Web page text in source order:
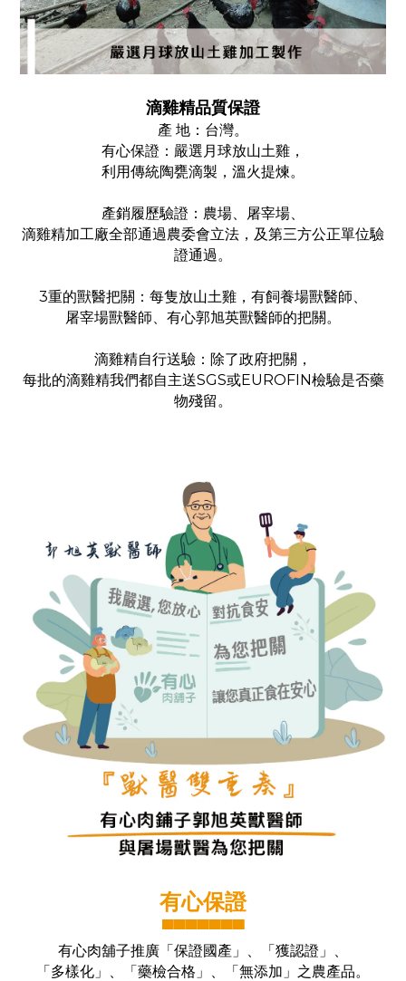
滴雞精品質保證
產 地：台灣。
有心保證：嚴選月球放山土雞，
利用傳統陶甕滴製，溫火提煉。
產銷履歷驗證：農場、屠宰場、
滴雞精加工廠全部通過農委會立法，及第三方公正單位驗
證通過。
3重的獸醫把關：每隻放山土雞，有飼養場獸醫師、
屠宰場獸醫師、有心郭旭英獸醫師的把關。
滴雞精自行送驗：除了政府把關，
每批的滴雞精我們都自主送SGS或EUROFIN檢驗是否藥
物殘留。
有心保證
▀▀▀▀▀▀▀
有心肉舖子推廣「保證國產」、「獲認證」、
「多樣化」、「藥檢合格」、「無添加」之農產品。